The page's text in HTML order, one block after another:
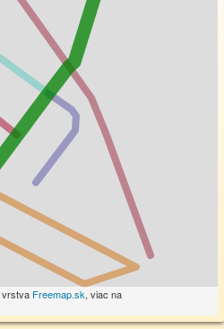
vrstva Freemap.sk, viac na